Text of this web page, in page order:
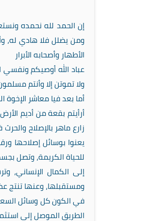
إن الحمد لله نحمده
ومن يضلل فلا هادي له،
الأطهار وأصحابه الأبرار
عباد الله أوصيكم ونفسي
ولا تموتن إلا وأنتم
أما بعد فيا معاشر الإخوة
أرأيتم بقعة من أديم
زارع ماهر بالإصلاح
يعنوا بوسائل إصلاحها
للحياة الكريمة، وتصل
إلى الكمال الإنساني،
ومستقبلها، وعنها تنتج
في الكون كل وسائل
الطريق الموصل إلى